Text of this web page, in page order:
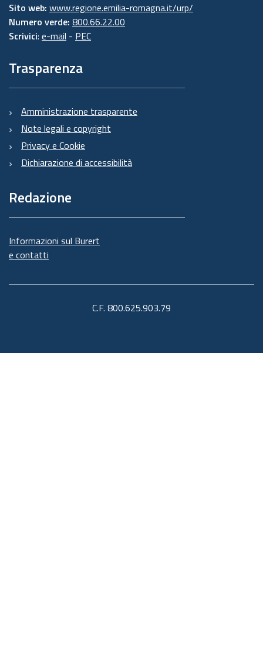
Sito web: www.regione.emilia-romagna.it/urp/
Numero verde: 800.66.22.00
Scrivici: e-mail - PEC
Trasparenza
Amministrazione trasparente
Note legali e copyright
Privacy e Cookie
Dichiarazione di accessibilità
Redazione
Informazioni sul Burert
e contatti
C.F. 800.625.903.79